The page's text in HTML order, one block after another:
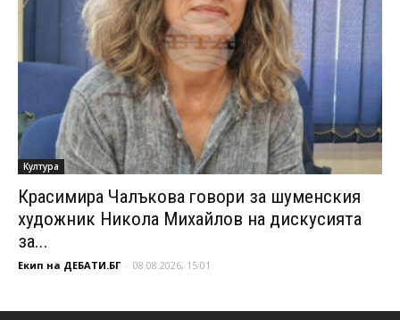
Култура
Красимира Чалъкова говори за шуменския
художник Никола Михайлов на дискусията
за...
Екип на ДЕБАТИ.БГ - 08.08.2026, 15:01